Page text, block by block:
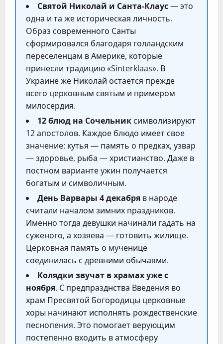
Святой Николай и Санта-Клаус— это
одна и та же историческая личность.
Образ современного Санты
сформировался благодаря голландским
переселенцам в Америке, которые
принесли традицию «Sinterklaas». В
Украине же Николай остается прежде
всего церковным святым и примером
милосердия.
12 блюд на Сочельник символизируют
12 апостолов. Каждое блюдо имеет свое
значение: кутья — память о предках, узвар
— здоровье, рыба — христианство. Даже в
постном варианте ужин получается
богатым и символичным.
День Варвары 4 декабря в народе
считали началом зимних праздников.
Именно тогда девушки начинали гадать на
суженого, а хозяева — готовить жилище.
Церковная память о мученице
соединилась с древними обычаями.
Колядки звучат в храмах уже с
ноября. С предпразднства Введения во
храм Пресвятой Богородицы церковные
хоры начинают исполнять рождественские
песнопения. Это помогает верующим
постепенно входить в атмосферу